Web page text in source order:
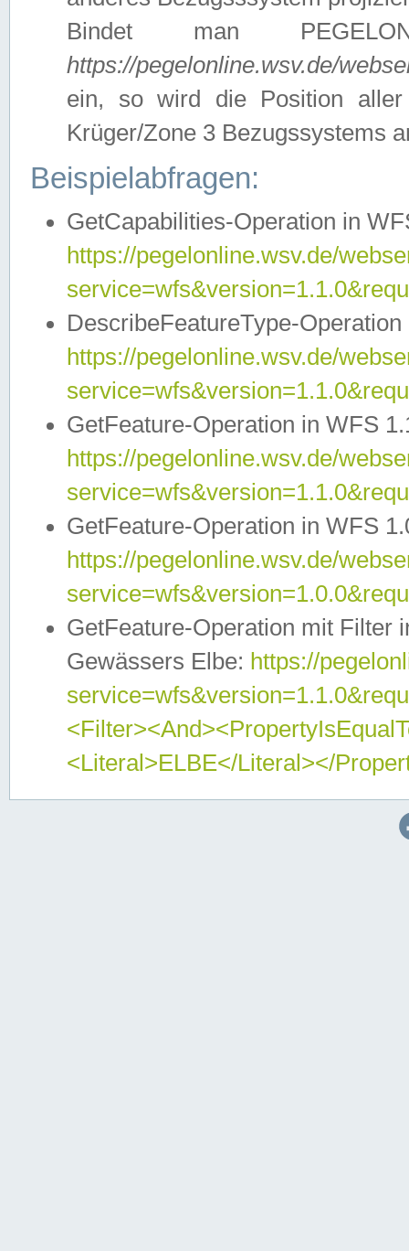
Bindet man
https://pegelonline.wsv.de/
ein, so wird die Position
Krüger/Zone 3 Bezugssystems
Beispielabfragen:
GetCapabilities-Operation in
https://pegelonline.wsv.de/
DescribeFeatureType-
https://pegelonline.wsv.de/
GetFeature-Operation in WFS
https://pegelonline.wsv.de/
GetFeature-Operation in WFS
https://pegelonline.wsv.de/
GetFeature-Operation mit Filter
Gewässers Elbe: https://
<Literal>ELBE</Literal></